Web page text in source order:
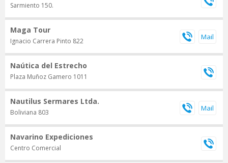
Sarmiento 150.
Maga Tour
Ignacio Carrera Pinto 822
Naútica del Estrecho
Plaza Muñoz Gamero 1011
Nautilus Sermares Ltda.
Boliviana 803
Navarino Expediciones
Centro Comercial